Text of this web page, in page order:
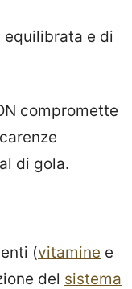
equilibrata e di
compromette
di gola.
(vitamine e
del sistema